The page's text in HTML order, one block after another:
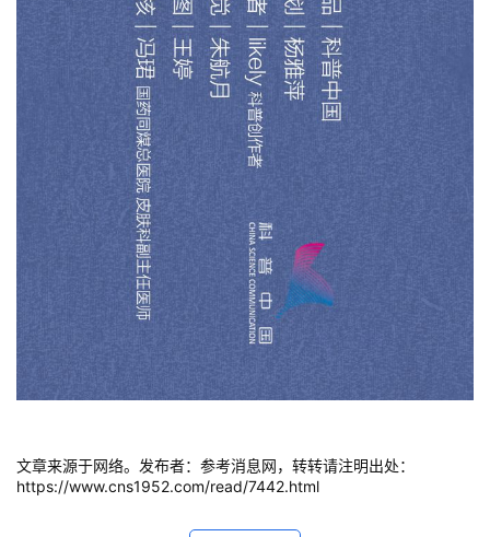
文章来源于网络。发布者：参考消息网，转转请注明出处：
https://www.cns1952.com/read/7442.html